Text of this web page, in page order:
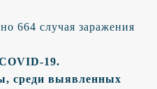
664 случая заражения
19.
среди выявленных